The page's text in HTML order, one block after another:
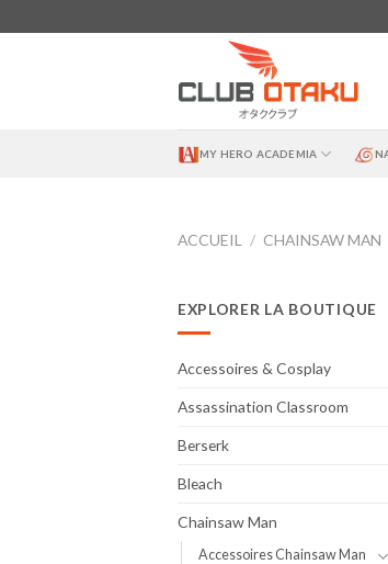
to
MY HERO ACADEMIA
ACCUEIL / CHAINSAW MAN
EXPLORER LA BOUTIQUE
Accessoires & Cosplay
Assassination Classroom
Berserk
Bleach
Chainsaw Man
Accessoires Chainsaw Man